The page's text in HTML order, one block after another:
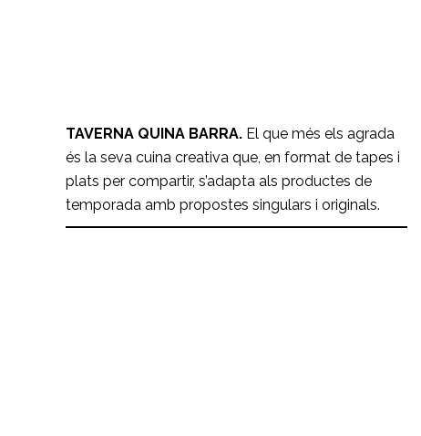
TAVERNA QUINA BARRA. El que més els agrada
és la seva cuina creativa que, en format de tapes i
plats per compartir, s’adapta als productes de
temporada amb propostes singulars i originals.